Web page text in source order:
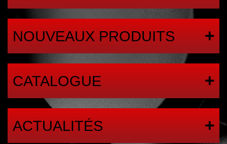
NOUVEAUX PRODUITS
CATALOGUE
ACTUALITÉS